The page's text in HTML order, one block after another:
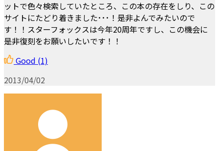
ットで色々検索していたところ、この本の存在をしり、この
サイトにたどり着きました･･･！是非よんでみたいので
す！！スターフォックスは今年20周年ですし、この機会に
是非復刻をお願いしたいです！！
Good (1)
2013/04/02